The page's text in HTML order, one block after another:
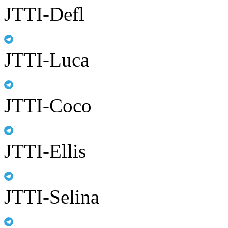
JTTI-Defl
JTTI-Luca
JTTI-Coco
JTTI-Ellis
JTTI-Selina